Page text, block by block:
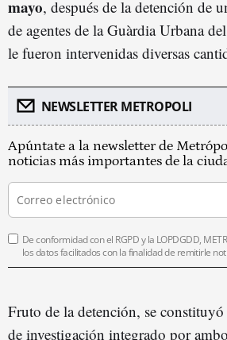
mayo, después de la detención de
de agentes de la Guàrdia Urbana del
le fueron intervenidas diversas
NEWSLETTER METROPOLI
Apúntate a la newsletter de
noticias más importantes de la
De conformidad con el RGPD y la LOPDGDD,
los datos facilitados con la finalidad de remitirle
Fruto de la detención, se
de investigación integrado por